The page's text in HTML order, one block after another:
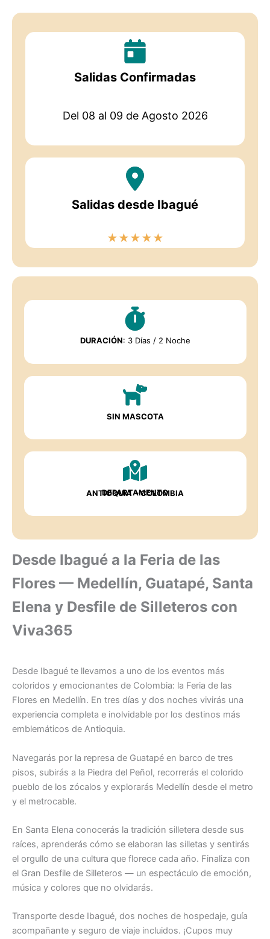
Salidas Confirmadas
Del 08 al 09 de Agosto 2026
Salidas desde Ibagué
★★★★★
DURACIÓN: 3 Días / 2 Noche
SIN MASCOTA
DEPARTAMENTO
ANTIOQUIA – COLOMBIA
Desde Ibagué a la Feria de las
Flores — Medellín, Guatapé, Santa
Elena y Desfile de Silleteros con
Viva365
Desde Ibagué te llevamos a uno de los eventos más
coloridos y emocionantes de Colombia: la Feria de las
Flores en Medellín. En tres días y dos noches vivirás una
experiencia completa e inolvidable por los destinos más
emblemáticos de Antioquia.
Navegarás por la represa de Guatapé en barco de tres
pisos, subirás a la Piedra del Peñol, recorrerás el colorido
pueblo de los zócalos y explorarás Medellín desde el metro
y el metrocable.
En Santa Elena conocerás la tradición silletera desde sus
raíces, aprenderás cómo se elaboran las silletas y sentirás
el orgullo de una cultura que florece cada año. Finaliza con
el Gran Desfile de Silleteros — un espectáculo de emoción,
música y colores que no olvidarás.
Transporte desde Ibagué, dos noches de hospedaje, guía
acompañante y seguro de viaje incluidos. ¡Cupos muy